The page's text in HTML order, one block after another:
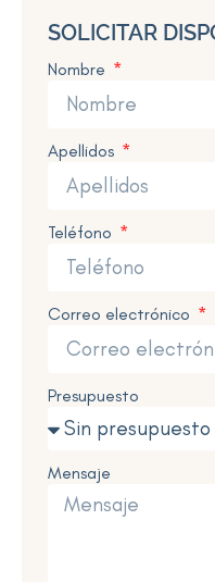
SOLICITAR
Nombre
Apellidos
Teléfono
Correo electrónico
Presupuesto
Mensaje